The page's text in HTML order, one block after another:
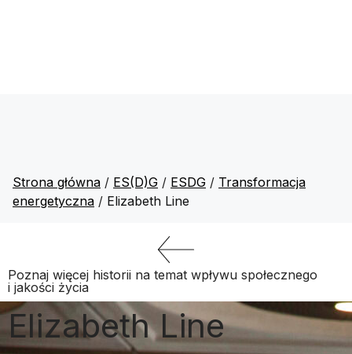
Strona główna / ES(D)G / ESDG / Transformacja
energetyczna / Elizabeth Line
Poznaj więcej historii na temat wpływu społecznego
i jakości życia
Elizabeth Line